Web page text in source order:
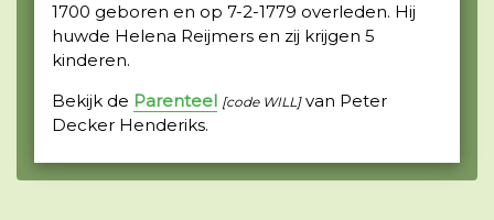
1700 geboren en op 7-2-1779 overleden. Hij
huwde Helena Reijmers en zij krijgen 5
kinderen.
Bekijk de Parenteel [code WILL]van Peter
Decker Henderiks.